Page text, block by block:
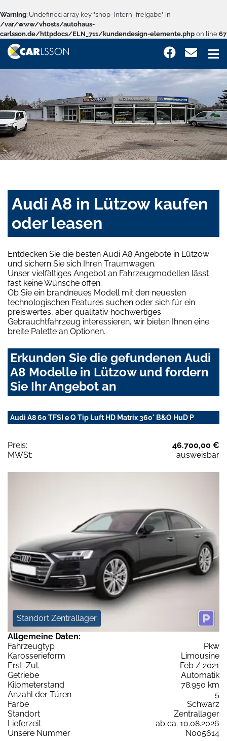
Warning: Undefined array key "shop_intern_freigabe" in
/var/www/vhosts/autohaus-
carlsson.de/httpdocs/ELN_711/kundendesign-elemente.php on line 67
Audi A8 in Lützow kaufen
oder leasen
Entdecken Sie die besten Audi A8 Angebote in Lützow
und sichern Sie sich Ihren Traumwagen.
Unser vielfältiges Angebot an Fahrzeugmodellen lässt
fast keine Wünsche offen.
Ob Sie ein brandneues Modell mit den neuesten
technologischen Features suchen oder sich für ein
preiswertes, aber qualitativ hochwertiges
Gebrauchtfahrzeug interessieren, wir bieten Ihnen eine
breite Palette an Optionen.
Erkunden Sie die gefundenen Audi
A8 Modelle in Lützow und fordern
Sie Ihr Angebot an
Audi A8 60 TFSI e Q Tip Luft HD Matrix 360° B&O HuD P
Preis:
46.700,00 €
MWSt:
ausweisbar
Standort Zentrallager
Allgemeine Daten:
Fahrzeugtyp
Pkw
Karosserieform
Limousine
Erst-Zul.
Feb / 2021
Getriebe
Automatik
Kilometerstand
78.950 km
Anzahl der Türen
5
Farbe
Schwarz
Standort
Zentrallager
Lieferzeit
ab ca. 10.08.2026
Unsere Nummer
N005614